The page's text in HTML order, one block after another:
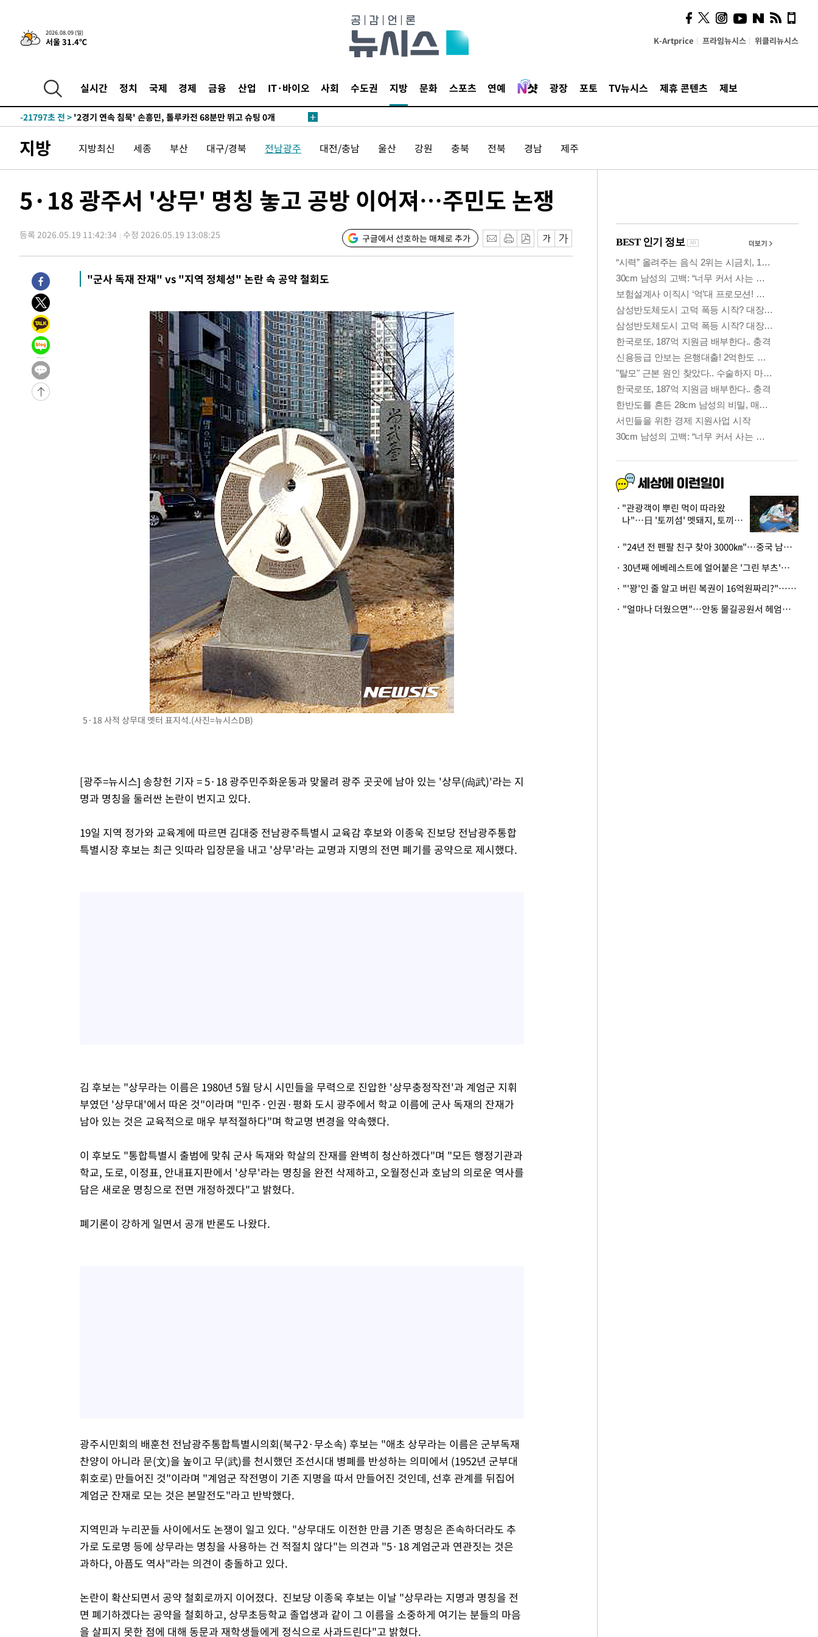
2026.08.09 (일)
서울 31.4℃ K-Artprice 프라임뉴시스 위클리뉴시스
실시간 정치 국제 경제 금융 산업 IT·바이오 사회 수도권 지방 문화 스포츠 연예 광장 포토 TV뉴시스 제휴 콘텐츠 제보
1시간 전 >“美 이란전 무기 소진…북한과 분쟁시 주한 미군 취약해질 수 있어”
-22598초 전 >
"얼마나 더웠으면"…안동 물길공원서 헤엄친 구렁이 '소동'
-22525초 전 >
-21797초 전 > '2경기 연속 침묵' 손흥민, 톨루카전 68분만 뛰고 슈팅 0개
-7431초 전 >
'여긴 20도, 저긴 50도'…열화상 카메라로 본 폭염 저감시설 '온도
-6902초 전 >콜롬비아 신임 우파 대통령 취임 하루만에 차량폭탄 폭발 사건
38분 전 >
이군이 불법 군시설 건설한 레바논 남부에서 레바논군 3명 폭발로 부상
1시간 전 >美 국방부, 켄달 전 공군장관 보안허가 취소…“에어포스원 기밀정보, 언
1시간 전 >‘축구의 신’ 아르헨티나 축구 선수 메시의 부친 지병 별세
1시간 전 >
“美 이란전 무기 소진…북한과 분쟁시 주한 미군 취약해질 수 있어”
-27233초 전 >
[속보]장은수, KLPGA 제주삼다수 역전 우승…데뷔 10년 차에 첫
정상
-22598초 전 >
-22525초 전 >
손흥민, 68분 뛰고 2경기 침묵…LAFC, 톨루카에 1-0 승리(종합)
-21797초 전 >
'2경기 연속 침묵' 손흥민, 톨루카전 68분만 뛰고 슈팅 0개
-20549초 전 >
이강인, 오늘 서울서 AT마드리드 입단식…'전례 없는 특급대우'
-7431초 전 >
'여긴 20도, 저긴 50도'…열화상 카메라로 본 폭염 저감시설 '온도
-6902초 전 >
콜롬비아 신임 우파 대통령 취임 하루만에 차량폭탄 폭발 사건
튀르키예 외무장관, "메카 3국 방위협정은 이란이 목표 아냐 " 밝혀
이군이 불법 군시설 건설한 레바논 남부에서 레바논군 3명 폭발로 부상
[속보]美중부 사령관, 이스라엘 긴급방문 다중화된 전선 상황 논의
美 국방부, 켄달 전 공군장관 보안허가 취소…“에어포스원 기밀정보, 언
‘축구의 신’ 아르헨티나 축구 선수 메시의 부친 지병 별세
“美 이란전 무기 소진…북한과 분쟁시 주한 미군 취약해질 수 있어”
지방 지방최신 세종 부산 대구/경북 전남광주 대전/충남 울산 강원 충북 전북 경남 제주
5·18 광주서 '상무' 명칭 놓고 공방 이어져…주민도 논쟁
등록 2026.05.19 11:42:34 수정 2026.05.19 13:08:25 구글에서 선호하는 매체로 추가
"군사 독재 잔재" vs "지역 정체성" 논란 속 공약 철회도
5·18 사적 상무대 옛터 표지석.(사진=뉴시스DB)
[광주=뉴시스] 송창헌 기자 = 5·18 광주민주화운동과 맞물려 광주 곳곳에 남아 있는 '상무(尙武)'라는 지
명과 명칭을 둘러싼 논란이 번지고 있다.
19일 지역 정가와 교육계에 따르면 김대중 전남광주특별시 교육감 후보와 이종욱 진보당 전남광주통합
특별시장 후보는 최근 잇따라 입장문을 내고 '상무'라는 교명과 지명의 전면 폐기를 공약으로 제시했다.
김 후보는 "상무라는 이름은 1980년 5월 당시 시민들을 무력으로 진압한 '상무충정작전'과 계엄군 지휘
부였던 '상무대'에서 따온 것"이라며 "민주·인권·평화 도시 광주에서 학교 이름에 군사 독재의 잔재가
남아 있는 것은 교육적으로 매우 부적절하다"며 학교명 변경을 약속했다.
이 후보도 "통합특별시 출범에 맞춰 군사 독재와 학살의 잔재를 완벽히 청산하겠다"며 "모든 행정기관과
학교, 도로, 이정표, 안내표지판에서 '상무'라는 명칭을 완전 삭제하고, 오월정신과 호남의 의로운 역사를
담은 새로운 명칭으로 전면 개정하겠다"고 밝혔다.
폐기론이 강하게 일면서 공개 반론도 나왔다.
광주시민회의 배훈천 전남광주통합특별시의회(북구2·무소속) 후보는 "애초 상무라는 이름은 군부독재
찬양이 아니라 문(文)을 높이고 무(武)를 천시했던 조선시대 병폐를 반성하는 의미에서 (1952년 군부대
휘호로) 만들어진 것"이라며 "계엄군 작전명이 기존 지명을 따서 만들어진 것인데, 선후 관계를 뒤집어
계엄군 잔재로 모는 것은 본말전도"라고 반박했다.
지역민과 누리꾼들 사이에서도 논쟁이 일고 있다. "상무대도 이전한 만큼 기존 명칭은 존속하더라도 추
가로 도로명 등에 상무라는 명칭을 사용하는 건 적절치 않다"는 의견과 "5·18 계엄군과 연관짓는 것은
과하다, 아픔도 역사"라는 의견이 충돌하고 있다.
논란이 확산되면서 공약 철회로까지 이어졌다. 진보당 이종욱 후보는 이날 "상무라는 지명과 명칭을 전
면 폐기하겠다는 공약을 철회하고, 상무초등학교 졸업생과 같이 그 이름을 소중하게 여기는 분들의 마음
을 살피지 못한 점에 대해 동문과 재학생들에게 정식으로 사과드린다"고 밝혔다.
사이 해답 찾았죠"…알을
깨고 나온 '초자아'
"관광객이 뿌린 먹이 따라왔
나"…日 '토끼섬' 멧돼지, 토끼까
· "24년 전 펜팔 친구 찾아 3000㎞"…중국 남성 사연에 '뭉클'
· 30년째 에베레스트에 얼어붙은 '그린 부츠'…드디어 가족 품으로
· "'꽝'인 줄 알고 버린 복권이 16억원짜리?"…극적으로 되찾은 사연
· "얼마나 더웠으면"…안동 물길공원서 헤엄친 구렁이 '소동'